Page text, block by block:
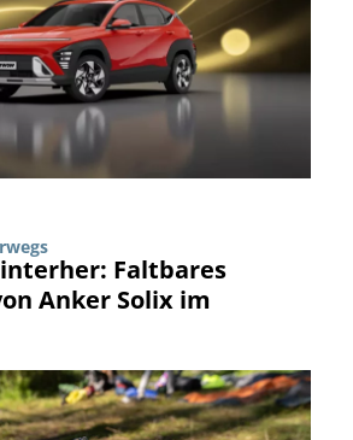
Faltbares
Anker Solix im